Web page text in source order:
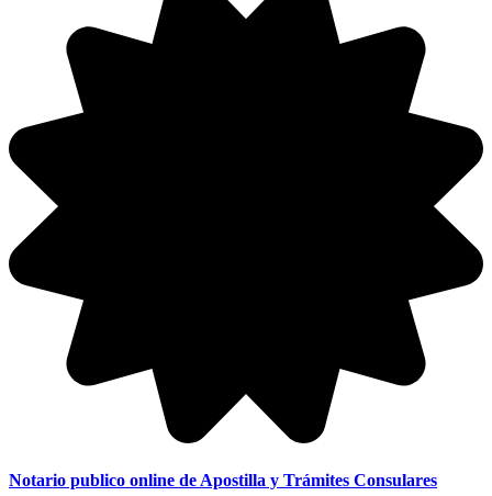
Notario publico online de Apostilla y Trámites Consulares